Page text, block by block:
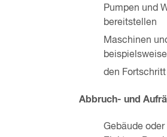
Pumpen und
bereitstellen
Maschinen
den
Abbruch- und
Gebäude